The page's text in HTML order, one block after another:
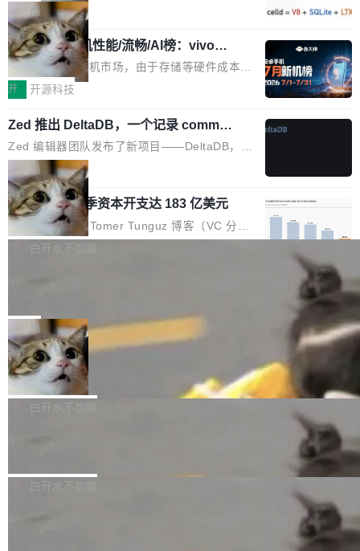
合。方案缺了、配置冲突了、全 null 了。要知道
哪些组合有效，作者说，你得靠"文档、校验、或
者部落知识"。 换个写法。Rust 的 enum，两个
变体：Switchable...
re OS，一个带连接器的聊天机器人，跟其他所
有科技公司做的一样。只不过，实际上它不一
样。这是 Sandstorm.io 的重制版，我十年前的
那个创业公司。不同的是，这次它构建在 Cloudf
lare Workers 上——我花了九年时间搭建的平台
——并且深度集成了 AI。这基本上是我十年秘密
计划的顶峰。 十年前，Ken...
目 Celld，一个能在自己机器上运行 Cloudflare
Workers 和 Durable Objects 的守护进程。 设
计思路很直接：每个对象是一个独立的 SQLite
数据库，按名称寻址，复制到你自己的 S3 兼容
存储库里。节点之间只通过这个存储库协调——
个小型数据库，应用天然按分片构建，单个数据
库的竞争和爆炸半径问题在设计层面就被消除
了。 闲置的 cell 会休眠到几乎不占资源。当 cel
l 迁移或唤醒时，新宿主从 S3 恢复 SQLite 数据
库继续执行。存储库是持久化的唯一真相...
局
鲁大师7月新机性能/流畅/AI榜：vivo夺
性能、流畅双第一，三星Galaxy Z系列
新折叠缺席
2026年7月的手机市场，由于存储等硬件成本暴
增，手机厂商的日子也不好过啊，新机速度明显
高价的三星折叠（三星Galaxy Z Fold8 Ultra / Z
Fold8 / Z Flip8）外，其余要么是中低端机器，
例如iQOO Z11i、REDMI Note 17、REDMI No
te 17 Pro、OPPO K15，要么是vivo X300 E这
样的次旗舰。 Galaxy Z Fold8 Ultra / Z Fold8 /
Z Flip8三款折叠屏新机均在7月22日发布，且全
部搭载骁龙8 Elite Gen5 for Galaxy，它们本该
开 开源科技
Zed 推出 DeltaDB，一个记录 commit
之间所有操作的版本控制系统
Zed 编辑器团队发布了新项目——DeltaDB，一
个在 git commit 之间记录每一次编辑操作的版
本控制系统。目前处于 Early Access 阶段。 De
ltaDB 的核心思路直接写在 landing page 最显
眼的位置：「Software is made between com
mits」——软件是在 commit 之间写出来的。git
是把这段空隙补上。 回退到任何一次编辑：Delt
aDB 捕获 commit 之间的每一次操作，...
局
SpaceXAI 单季资本开支达 183 亿美元
根据风险投资人Tomer Tunguz 博客（VC 分
析）披露的最新分析与第二季度业绩报告，Spac
微软同期总资本开支的四成。 与亚马逊、Alpha
bet、微软以及 Meta 等传统科技巨头相比，Spa
ceXAI的资金消耗速度尤为引人瞩目。然而，支
撑庞大支出的资金来源却呈现出截然不同的面
貌。数据显示，微软和 Meta 主要依托充沛的经
白开水不加糖
一个在终端里运行的编程 agent；Muse Spark
1.2，驱动这个 agent 的新模型。一句话概括：
你可以用 curl -fsSL https://dev.meta.ai/install.
sh | bash 安装一个能在大项目里自动规划、写
代码、验证结果的 AI 终端工具。 据介绍，Muse
个主 agent 循环，外加一组后台 agent。这些后
局
美团开源 LoHoSearch，用知识图谱校
准 AI 能力认知
机器出题的前提，是让机器拥有全局视野。整个
构建流程可以分为四个环节：建图 → 控制难度
白开水不加糖
库，并将作为transport接入Mooncake TENT。
白开水不加糖